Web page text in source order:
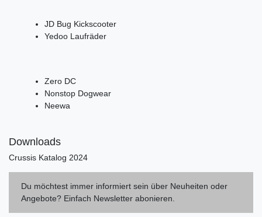
JD Bug Kickscooter
Yedoo Laufräder
Zero DC
Nonstop Dogwear
Neewa
Downloads
Crussis Katalog 2024
Du möchtest immer informiert sein über Neuheiten oder
Angebote? Einfach Newsletter abonieren.